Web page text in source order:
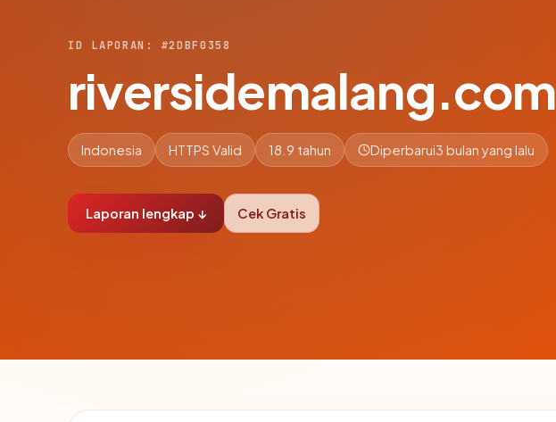
ID LAPORAN: #2DBF0358
riversidemalang.com
Indonesia HTTPS Valid 18.9 tahun Diperbarui3 bulan yang lalu
Laporan lengkap ↓ Cek Gratis